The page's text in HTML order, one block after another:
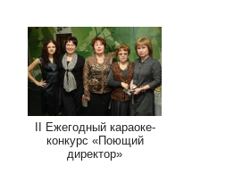
II Ежегодный караоке-
конкурс «Поющий
директор»